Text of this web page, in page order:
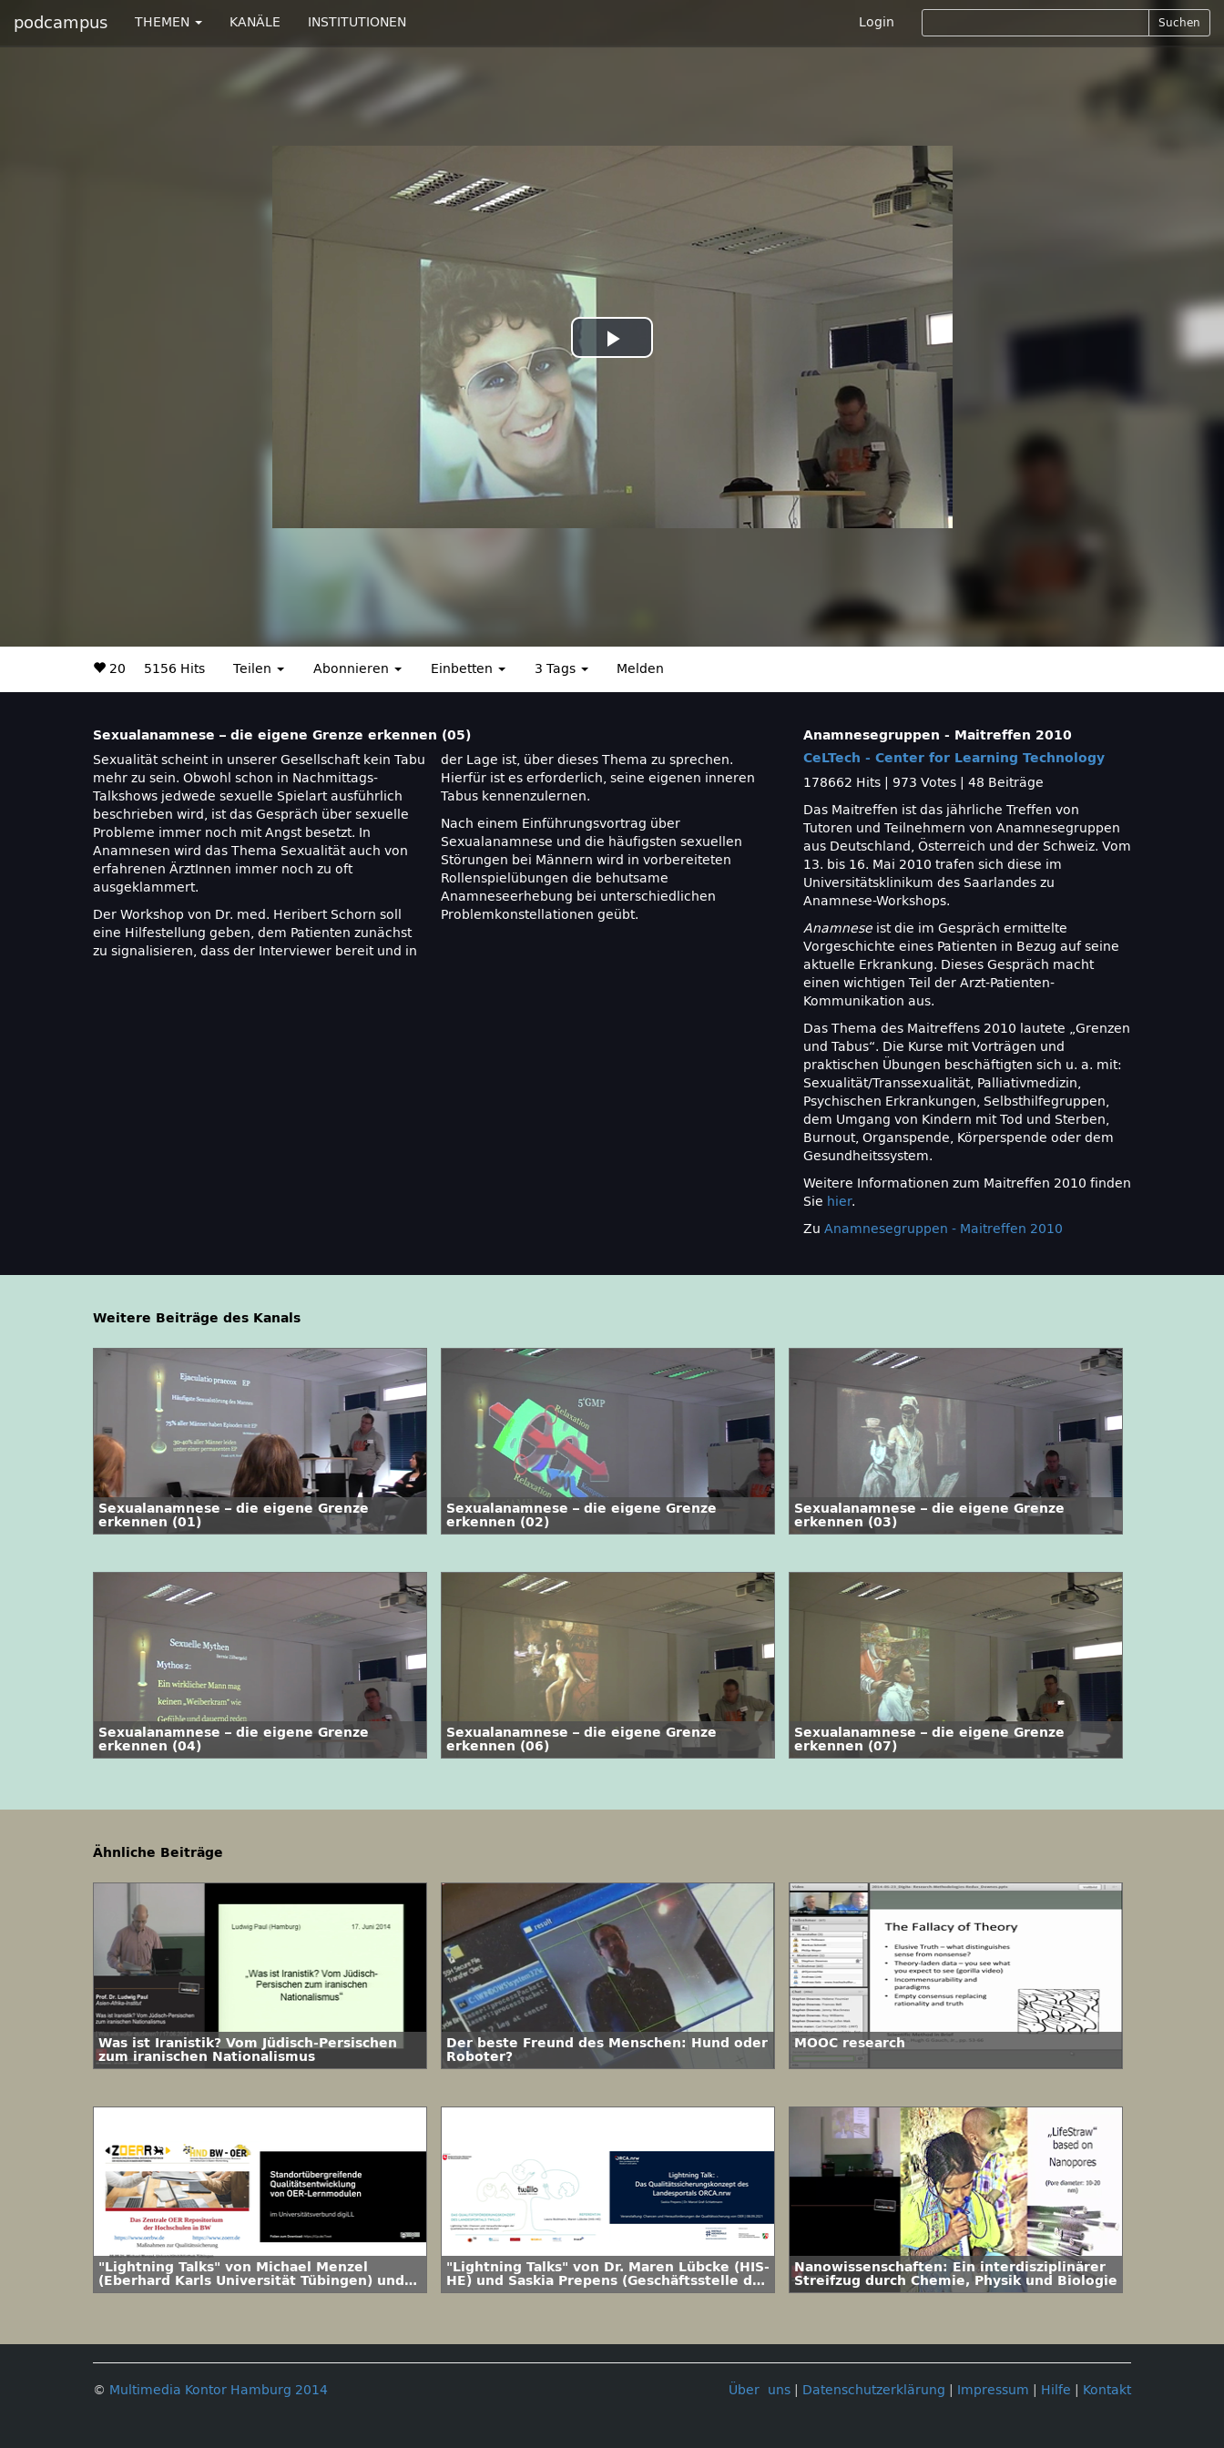
podcampus THEMEN KANÄLE INSTITUTIONEN Login Suchen
Play
20 5156 Hits Teilen Abonnieren Einbetten 3 Tags Melden
Sexualanamnese – die eigene Grenze erkennen (05)
Sexualität scheint in unserer Gesellschaft kein Tabu
mehr zu sein. Obwohl schon in Nachmittags-
Talkshows jedwede sexuelle Spielart ausführlich
beschrieben wird, ist das Gespräch über sexuelle
Probleme immer noch mit Angst besetzt. In
Anamnesen wird das Thema Sexualität auch von
erfahrenen ÄrztInnen immer noch zu oft
ausgeklammert.
Der Workshop von Dr. med. Heribert Schorn soll
eine Hilfestellung geben, dem Patienten zunächst
zu signalisieren, dass der Interviewer bereit und in
der Lage ist, über dieses Thema zu sprechen.
Hierfür ist es erforderlich, seine eigenen inneren
Tabus kennenzulernen.
Nach einem Einführungsvortrag über
Sexualanamnese und die häufigsten sexuellen
Störungen bei Männern wird in vorbereiteten
Rollenspielübungen die behutsame
Anamneseerhebung bei unterschiedlichen
Problemkonstellationen geübt.
Anamnesegruppen - Maitreffen 2010
CeLTech - Center for Learning Technology
178662 Hits
973 Votes
48 Beiträge
Das Maitreffen ist das jährliche Treffen von
Tutoren und Teilnehmern von Anamnese­gruppen
aus Deutschland, Österreich und der Schweiz. Vom
13. bis 16. Mai 2010 trafen sich diese im
Universitätsklinikum des Saarlandes zu
Anamnese-Workshops.
Anamnese ist die im Gespräch ermittelte
Vorgeschichte eines Patienten in Bezug auf seine
aktuelle Erkrankung. Dieses Gespräch macht
einen wichtigen Teil der Arzt-Patienten-
Kommunikation aus.
Das Thema des Maitreffens 2010 lautete „Grenzen
und Tabus“. Die Kurse mit Vorträgen und
praktischen Übungen be­schäftigten sich u. a. mit:
Sexualität/Transsexualität, Palliativ­medizin,
Psychischen Erkrankungen, Selbsthilfegruppen,
dem Umgang von Kindern mit Tod und Sterben,
Burnout, Organspende, Körperspende oder dem
Gesundheitssystem.
Weitere Informationen zum Maitreffen 2010 finden
Sie hier.
Zu Anamnesegruppen - Maitreffen 2010
Weitere Beiträge des Kanals
Sexualanamnese – die eigene Grenze
erkennen (01)
Sexualanamnese – die eigene Grenze
erkennen (02)
Sexualanamnese – die eigene Grenze
erkennen (03)
Sexualanamnese – die eigene Grenze
erkennen (04)
Sexualanamnese – die eigene Grenze
erkennen (06)
Sexualanamnese – die eigene Grenze
erkennen (07)
Ähnliche Beiträge
Was ist Iranistik? Vom Jüdisch-Persischen
zum iranischen Nationalismus
Der beste Freund des Menschen: Hund oder
Roboter?
MOOC research
"Lightning Talks" von Michael Menzel
(Eberhard Karls Universität Tübingen) und
Matthias Kostrzewa
"Lightning Talks" von Dr. Maren Lübcke (HIS-
HE) und Saskia Prepens (Geschäftsstelle des
Landesportals ORCA.nrw) mit Marcel Graf
Nanowissenschaften: Ein interdisziplinärer
Streifzug durch Chemie, Physik und Biologie
Über uns Datenschutzerklärung Impressum Hilfe Kontakt
© Multimedia Kontor Hamburg 2014